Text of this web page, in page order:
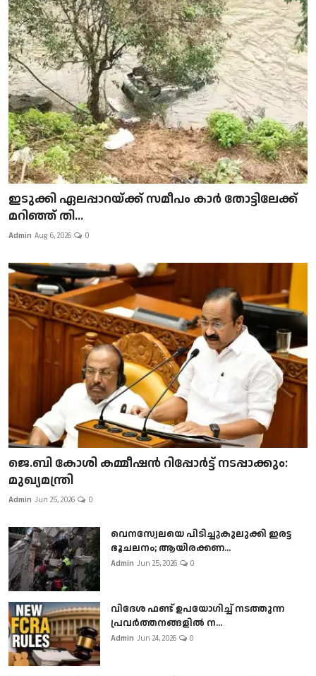
ഇടുക്കി ഏലപ്പാറയ്ക്ക് സമീപം കാർ തോട്ടിലേക്ക്
മറിഞ്ഞ് തി...
Admin Aug 6, 2026 0
ജെ.ബി കോശി കമ്മീഷൻ റിപ്പോർട്ട് നടപ്പാക്കും:
മുഖ്യമന്ത്രി
Admin Jun 25, 2026 0
വെനസ്വേലയെ പിടിച്ചുകുലുക്കി ഇരട്ട
ഭൂചലനം; ആയിരക്കണ...
Admin Jun 25, 2026 0
വിദേശ ഫണ്ട് ഉപയോഗിച്ച് നടത്തുന്ന
പ്രവർത്തനങ്ങളിൽ ന...
Admin Jun 24, 2026 0